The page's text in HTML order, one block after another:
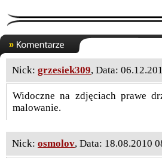
Nick: grzesiek309, Data:
Widoczne na zdjęciach prawe
malowanie.
Nick: osmolov, Data: 18.08.2010